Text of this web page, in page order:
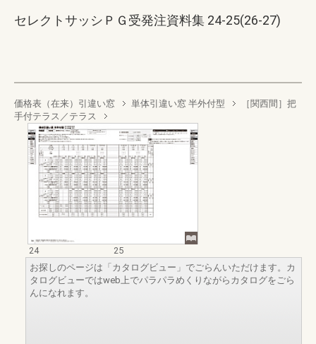
セレクトサッシＰＧ受発注資料集 24-25(26-27)
価格表（在来）引違い窓 単体引違い窓 半外付型
［関西間］把
手付テラス／テラス
24
25
お探しのページは「カタログビュー」でごらんいただけます。カ
タログビューではweb上でパラパラめくりながらカタログをごら
んになれます。